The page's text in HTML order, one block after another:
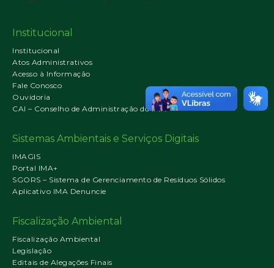
Institucional
Institucional
Atos Administrativos
Acesso à Informação
Fale Conosco
Ouvidoria
CAI – Conselho de Administração do IMA
Sistemas Ambientais e Serviços Digitais
IMAGIS
Portal IMA+
SGORS – Sistema de Gerenciamento de Resíduos Sólidos
Aplicativo IMA Denuncie
Fiscalização Ambiental
Fiscalização Ambiental
Legislação
Editais de Alegações Finais